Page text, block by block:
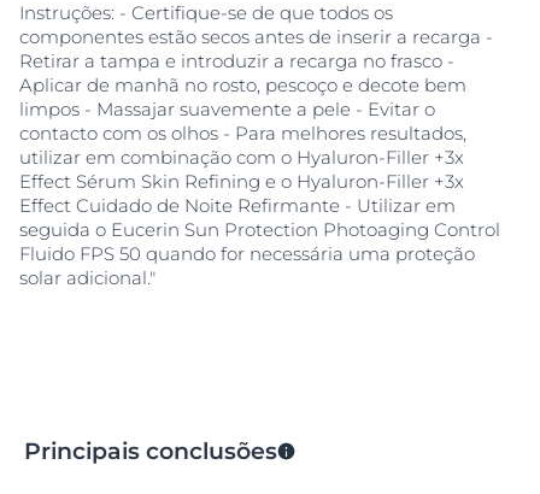
Instruções: - Certifique-se de que todos os
componentes estão secos antes de inserir a recarga -
Retirar a tampa e introduzir a recarga no frasco -
Aplicar de manhã no rosto, pescoço e decote bem
limpos - Massajar suavemente a pele - Evitar o
contacto com os olhos - Para melhores resultados,
utilizar em combinação com o Hyaluron-Filler +3x
Effect Sérum Skin Refining e o Hyaluron-Filler +3x
Effect Cuidado de Noite Refirmante - Utilizar em
seguida o Eucerin Sun Protection Photoaging Control
Fluido FPS 50 quando for necessária uma proteção
solar adicional."
Principais conclusões